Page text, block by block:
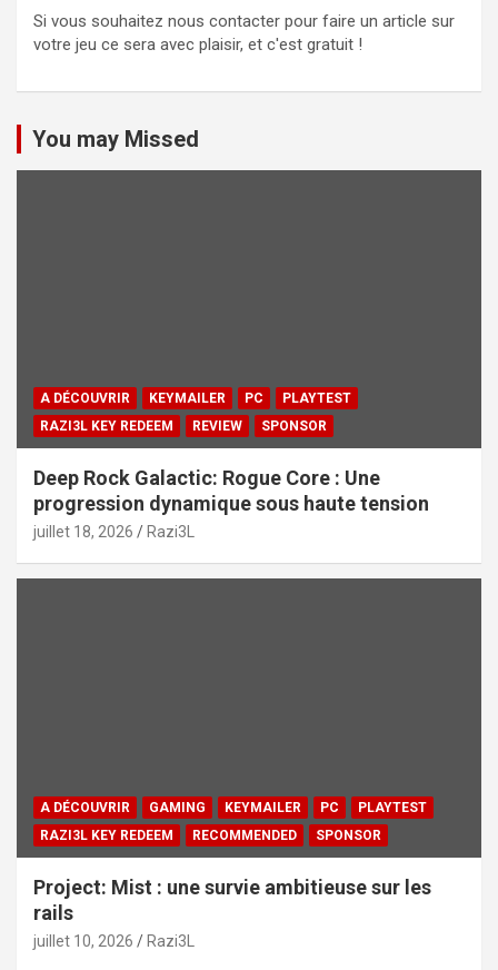
Si vous souhaitez nous contacter pour faire un article sur
votre jeu ce sera avec plaisir, et c'est gratuit !
You may Missed
A DÉCOUVRIR KEYMAILER PC
PLAYTEST
RAZI3L KEY REDEEM
REVIEW SPONSOR
Deep Rock Galactic: Rogue Core : Une
progression dynamique sous haute tension
juillet 18, 2026 Razi3L
A DÉCOUVRIR GAMING KEYMAILER PC
PLAYTEST
RAZI3L KEY REDEEM
RECOMMENDED SPONSOR
Project: Mist : une survie ambitieuse sur les
rails
juillet 10, 2026 Razi3L